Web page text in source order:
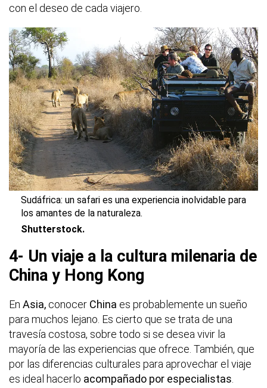
con el deseo de cada viajero.
Sudáfrica: un safari es una experiencia inolvidable para
los amantes de la naturaleza.
Shutterstock.
4- Un viaje a la cultura milenaria de
China y Hong Kong
En Asia, conocer China es probablemente un sueño
para muchos lejano. Es cierto que se trata de una
travesía costosa, sobre todo si se desea vivir la
mayoría de las experiencias que ofrece. También, que
por las diferencias culturales para aprovechar el viaje
es ideal hacerlo acompañado por especialistas.